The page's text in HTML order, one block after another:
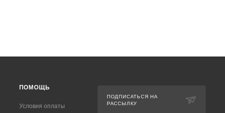
ПОМОЩЬ
Условия оплаты
ПОДПИСАТЬСЯ НА
РАССЫЛКУ